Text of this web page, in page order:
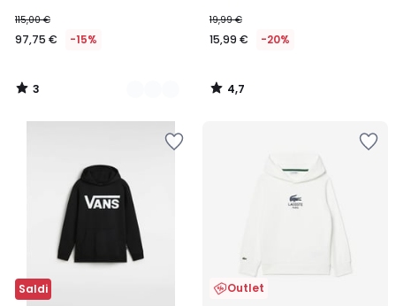
115,00 €
97,75 € -15%
3
/
19,99 €
15,99 € -20%
4,7
/
Saldi Outlet